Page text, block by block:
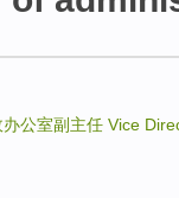
办公室副主任 Vice